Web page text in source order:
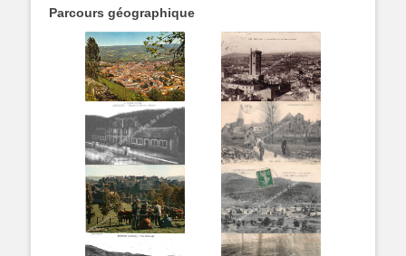
Parcours géographique